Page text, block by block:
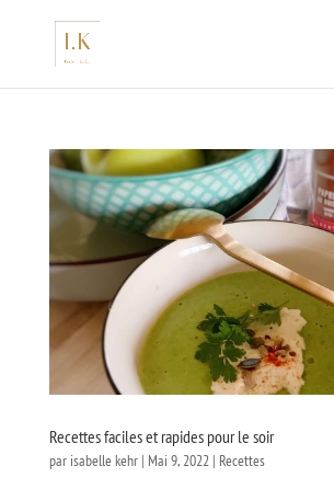
Recettes faciles et rapides pour le soir
par isabelle kehr| Mai 9, 2022| Recettes